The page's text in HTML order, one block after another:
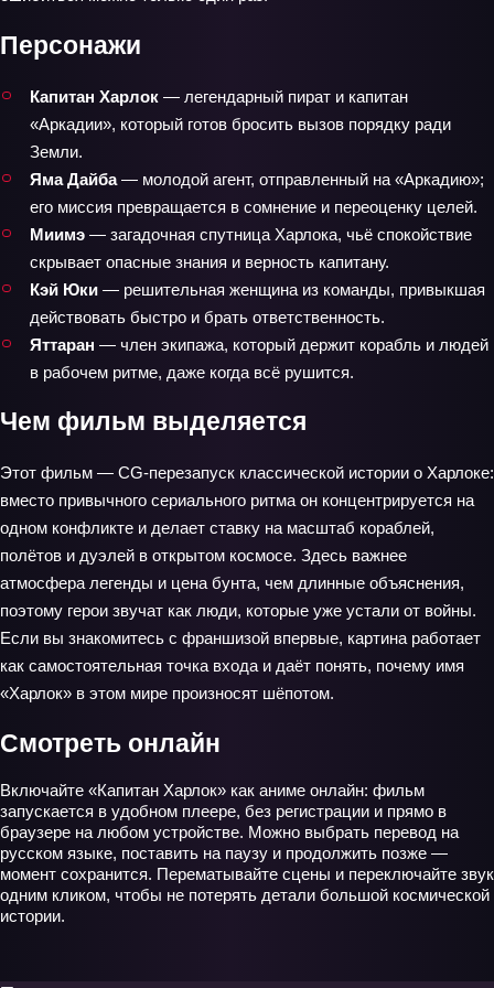
Персонажи
Капитан Харлок — легендарный пират и капитан
«Аркадии», который готов бросить вызов порядку ради
Земли.
Яма Дайба— молодой агент, отправленный на «Аркадию»;
его миссия превращается в сомнение и переоценку целей.
Миимэ — загадочная спутница Харлока, чьё спокойствие
скрывает опасные знания и верность капитану.
Кэй Юки — решительная женщина из команды, привыкшая
действовать быстро и брать ответственность.
Яттаран — член экипажа, который держит корабль и людей
в рабочем ритме, даже когда всё рушится.
Чем фильм выделяется
Этот фильм — CG‑перезапуск классической истории о Харлоке:
вместо привычного сериального ритма он концентрируется на
одном конфликте и делает ставку на масштаб кораблей,
полётов и дуэлей в открытом космосе. Здесь важнее
атмосфера легенды и цена бунта, чем длинные объяснения,
поэтому герои звучат как люди, которые уже устали от войны.
Если вы знакомитесь с франшизой впервые, картина работает
как самостоятельная точка входа и даёт понять, почему имя
«Харлок» в этом мире произносят шёпотом.
Смотреть онлайн
Включайте «Капитан Харлок» как аниме онлайн: фильм
запускается в удобном плеере, без регистрации и прямо в
браузере на любом устройстве. Можно выбрать перевод на
русском языке, поставить на паузу и продолжить позже —
момент сохранится. Перематывайте сцены и переключайте звук
одним кликом, чтобы не потерять детали большой космической
истории.